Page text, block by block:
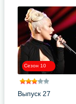
Сезон 10
Выпуск 27